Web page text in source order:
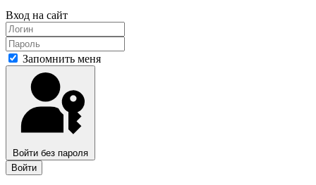
Вход на сайт
Запомнить меня
Войти без пароля
Войти